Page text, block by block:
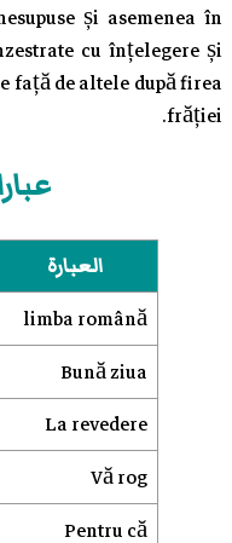
și asemenea în
cu înțelegere și
față de altele după firea
frăției.
العبارة
limba română
Bună ziua
La revedere
Vă rog
Pentru că